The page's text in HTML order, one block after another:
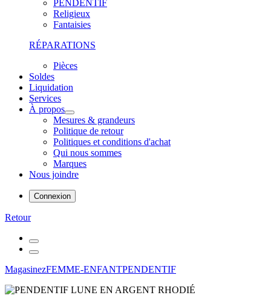
PENDENTIF
Religieux
Fantaisies
RÉPARATIONS
Pièces
Soldes
Liquidation
Services
À propos
Mesures & grandeurs
Politique de retour
Politiques et conditions d'achat
Qui nous sommes
Marques
Nous joindre
Connexion
Retour
MagasinezFEMME-ENFANTPENDENTIF